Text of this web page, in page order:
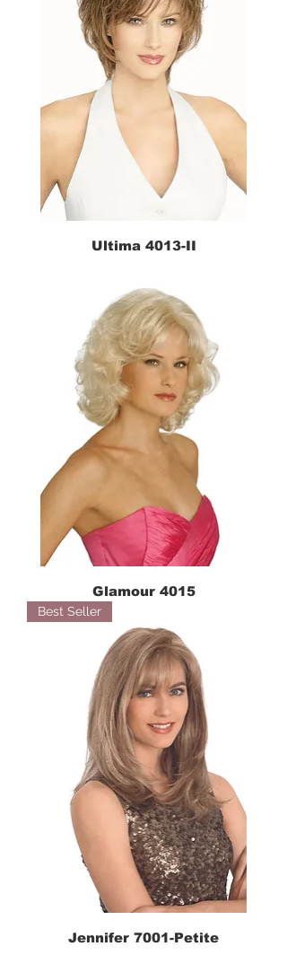
Ultima 4013-II
Glamour 4015
Best Seller
Jennifer 7001-Petite